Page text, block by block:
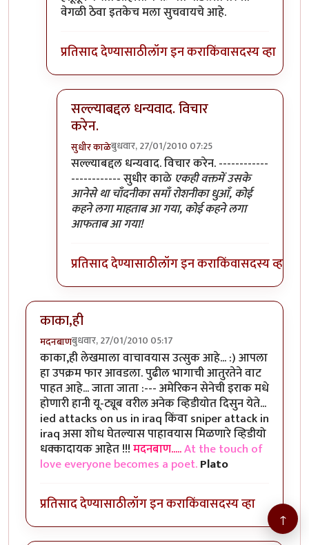
वेगळी ठेवा इतकेच मला सुचवायचे आहे.
प्रतिसाद देण्यासाठीलॉग इन कराकिंवासदस्य व्हा
सल्ल्याबद्दल धन्यवाद. विचार
करेन.
सुधीर काळेबुधवार, 27/01/2010 07:25
In reply toठीक आहेbyश्रावण मोडक
सल्ल्याबद्दल धन्यवाद. विचार करेन. ------------
------------ सुधीर काळे एकही वक्तमें उसके
आनेसे था चाँदनीका समाँ रोशनीका धुआँ, कोई
कहने लगा माहताब आ गया, कोई कहने लगा
आफताब आ गया!
प्रतिसाद देण्यासाठीलॉग इन कराकिंवासदस्य व्हा
काका,ही
मदनबाणबुधवार, 27/01/2010 05:17
काका,ही लेखमाला वाचावयास उत्सुक आहे... :) आपला
हा उपक्रम फार आवडला. पुढील भागाची आतुरतेने वाट
पाहत आहे... जाता जाता :--- अमेरिकन सेनेची इराक मधे
होणारी हानी यू-ट्यूब वरील अनेक व्हिडीयोत दिसुन येते...
ied attacks on us in iraq किंवा sniper attack in
iraq असा शोध घेतल्यास पाहावयास मिळणारे व्हिडीयो
धक्कादायक आहेत !!!मदनबाण.....At the touch of
love everyone becomes a poet.Plato
प्रतिसाद देण्यासाठीलॉग इन कराकिंवासदस्य व्हा
↑